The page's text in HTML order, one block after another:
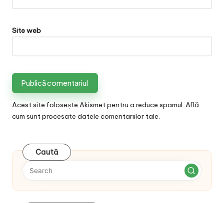
Site web
Acest site folosește Akismet pentru a reduce spamul. Află
cum sunt procesate datele comentariilor tale.
Caută